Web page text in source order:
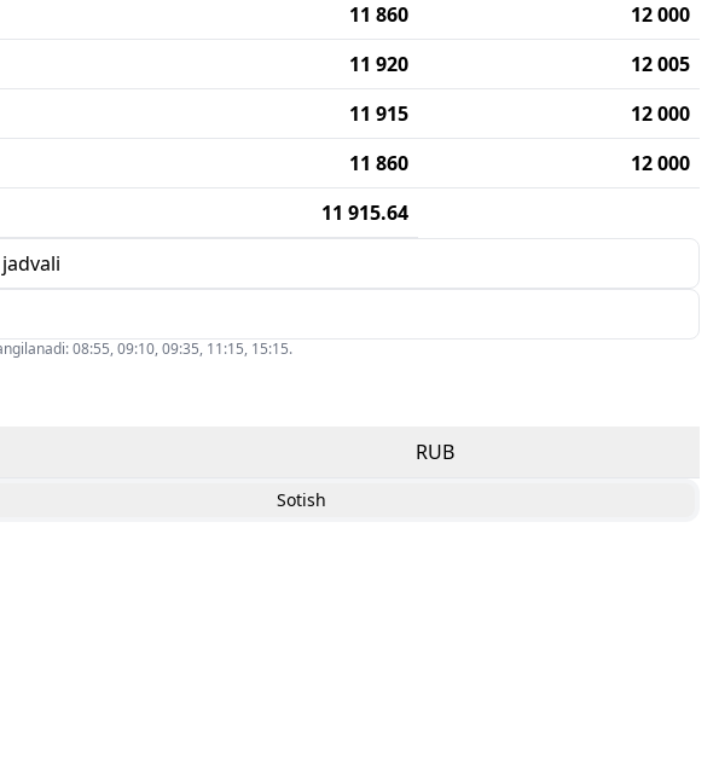
11 860
12 000
11 920
12 005
11 915
12 000
11 860
12 000
11 915.64
08:55, 09:10, 09:35, 11:15, 15:15.
RUB
Sotish